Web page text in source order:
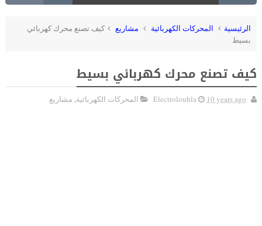
الرئيسية المحركات الكهربائية مشاريع
كيف تصنع محرك كهربائي
بسيط
كيف تصنع محرك كهربائي بسيط
Electrolouhla 10 years ago المحركات الكهربائية, مشاريع